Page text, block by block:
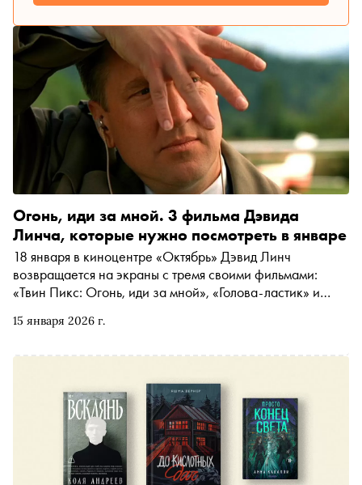
15 января 2026 г.
Огонь, иди за мной. 3 фильма Дэвида
Линча, которые нужно посмотреть в январе
18 января в киноцентре «Октябрь» Дэвид Линч
возвращается на экраны с тремя своими фильмами:
«Твин Пикс: Огонь, иди за мной», «Голова-ластик» и
кинокритики. Автор «Сноба» Егор Спесивцев объясняет,
видели, — и чего от них ждать